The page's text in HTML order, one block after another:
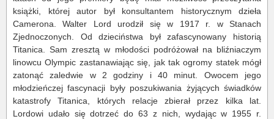
książki, której autor był konsultantem historycznym dzieła
Camerona. Walter Lord urodził się w 1917 r. w Stanach
Zjednoczonych. Od dzieciństwa był zafascynowany historią
Titanica. Sam zresztą w młodości podróżował na bliźniaczym
linowcu Olympic zastanawiając się, jak tak ogromy statek mógł
zatonąć zaledwie w 2 godziny i 40 minut. Owocem jego
młodzieńczej fascynacji były poszukiwania żyjących świadków
katastrofy Titanica, których relacje zbierał przez kilka lat.
Lordowi udało się dotrzeć do 63 z nich, wydając w 1955 r.